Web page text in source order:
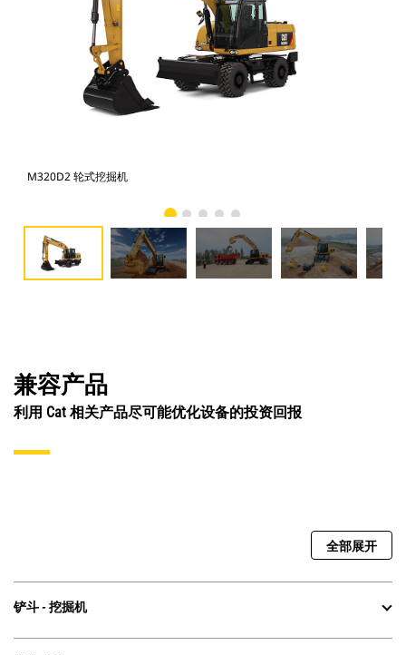
M320D2 轮式挖掘机
兼容产品
利用 Cat 相关产品尽可能优化设备的投资回报
全部展开
铲斗 - 挖掘机